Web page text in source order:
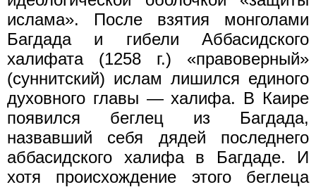
ислама». После взятия монголами
Багдада и гибели Аббасидского
халифата (1258 г.) «правоверный»
(суннитский) ислам лишился единого
духовного главы — халифа. В Каире
появился беглец из Багдада,
назвавший себя дядей последнего
аббасидского халифа в Багдаде. И
хотя происхождение этого беглеца